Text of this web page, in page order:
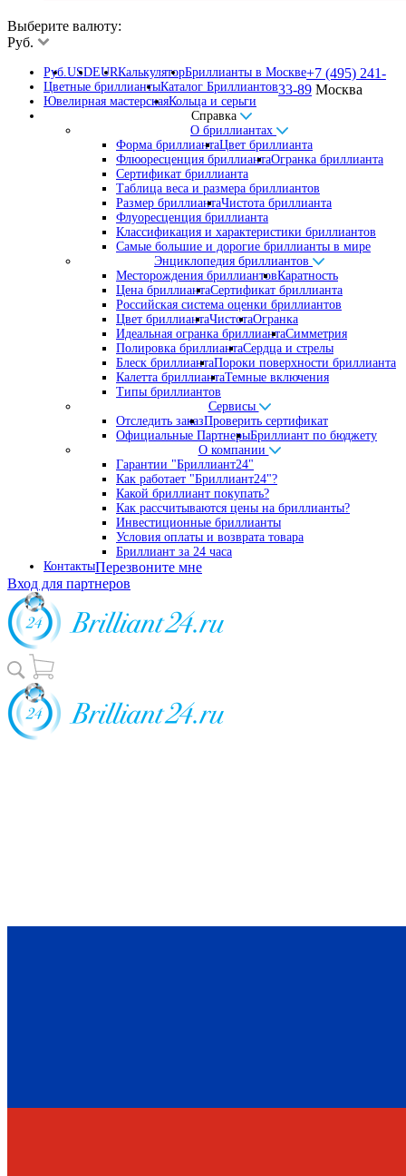
Выберите валюту:
Руб.
Руб.USDEURКалькуляторБриллианты в Москве
Цветные бриллиантыКаталог Бриллиантов
Ювелирная мастерскаяКольца и серьги
Справка
О бриллиантах
Форма бриллиантаЦвет бриллианта
Флюоресценция бриллиантаОгранка бриллианта
Сертификат бриллианта
Таблица веса и размера бриллиантов
Размер бриллиантаЧистота бриллианта
Флуоресценция бриллианта
Классификация и характеристики бриллиантов
Самые большие и дорогие бриллианты в мире
Энциклопедия бриллиантов
Месторождения бриллиантовКаратность
Цена бриллиантаСертификат бриллианта
Российская система оценки бриллиантов
Цвет бриллиантаЧистотаОгранка
Идеальная огранка бриллиантаСимметрия
Полировка бриллиантаСердца и стрелы
Блеск бриллиантаПороки поверхности бриллианта
Калетта бриллиантаТемные включения
Типы бриллиантов
Сервисы
Отследить заказПроверить сертификат
Официальные ПартнерыБриллиант по бюджету
О компании
Гарантии "Бриллиант24"
Как работает "Бриллиант24"?
Какой бриллиант покупать?
Как рассчитываются цены на бриллианты?
Инвестиционные бриллианты
Условия оплаты и возврата товара
Бриллиант за 24 часа
Контакты
+7 (495) 241-
33-89 Москва
Перезвоните мне
Вход для партнеров